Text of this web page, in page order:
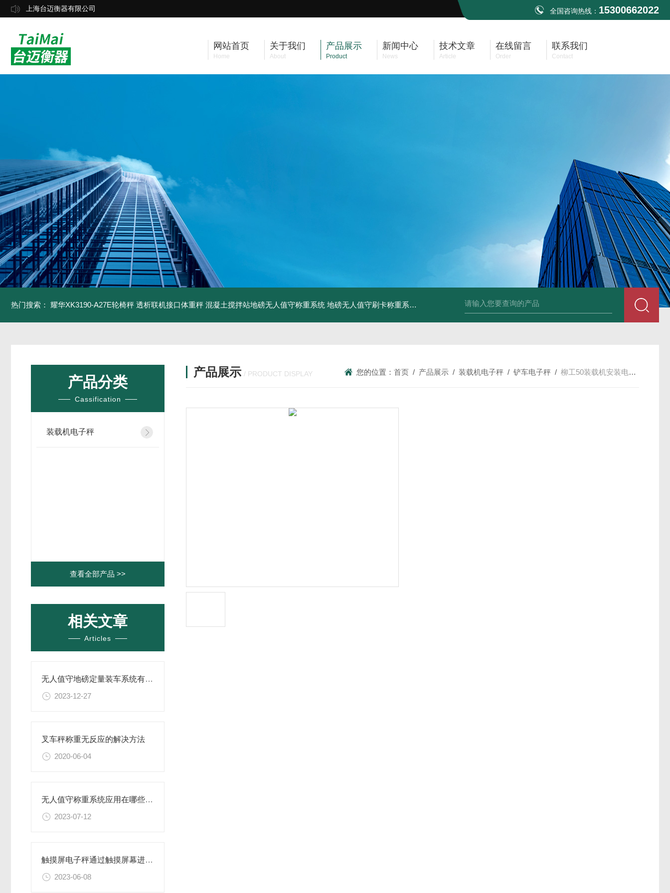
上海台迈衡器有限公司 全国咨询热线： 15300662022
网站首页
Home
关于我们
About
产品展示
Product
新闻中心
News
技术文章
Article
在线留言
Order
联系我们
Contact
热门搜索： 耀华XK3190-A27E轮椅秤 透析联机接口体重秤 混凝土搅拌站地磅无人值守称重系统 地磅无人值守刷卡称重系统 SCS食品厂不锈钢电子地磅 3吨可冲洗电子平台秤 带检重报警输送线75kg
产品分类
Cassification
装载机电子秤
查看全部产品 >>
相关文章
Articles
无人值守地磅定量装车系统有哪些特点
2023-12-27
叉车秤称重无反应的解决方法
2020-06-04
无人值守称重系统应用在哪些企业
2023-07-12
触摸屏电子秤通过触摸屏幕进行操作，具有更加智能化和方便
2023-06-08
产品展示 / PRODUCT DISPLAY 您的位置：首页 / 产品展示 / 装载机电子秤 /铲车电子秤 /柳工50装载机安装电子秤/沙场铲车秤厂家